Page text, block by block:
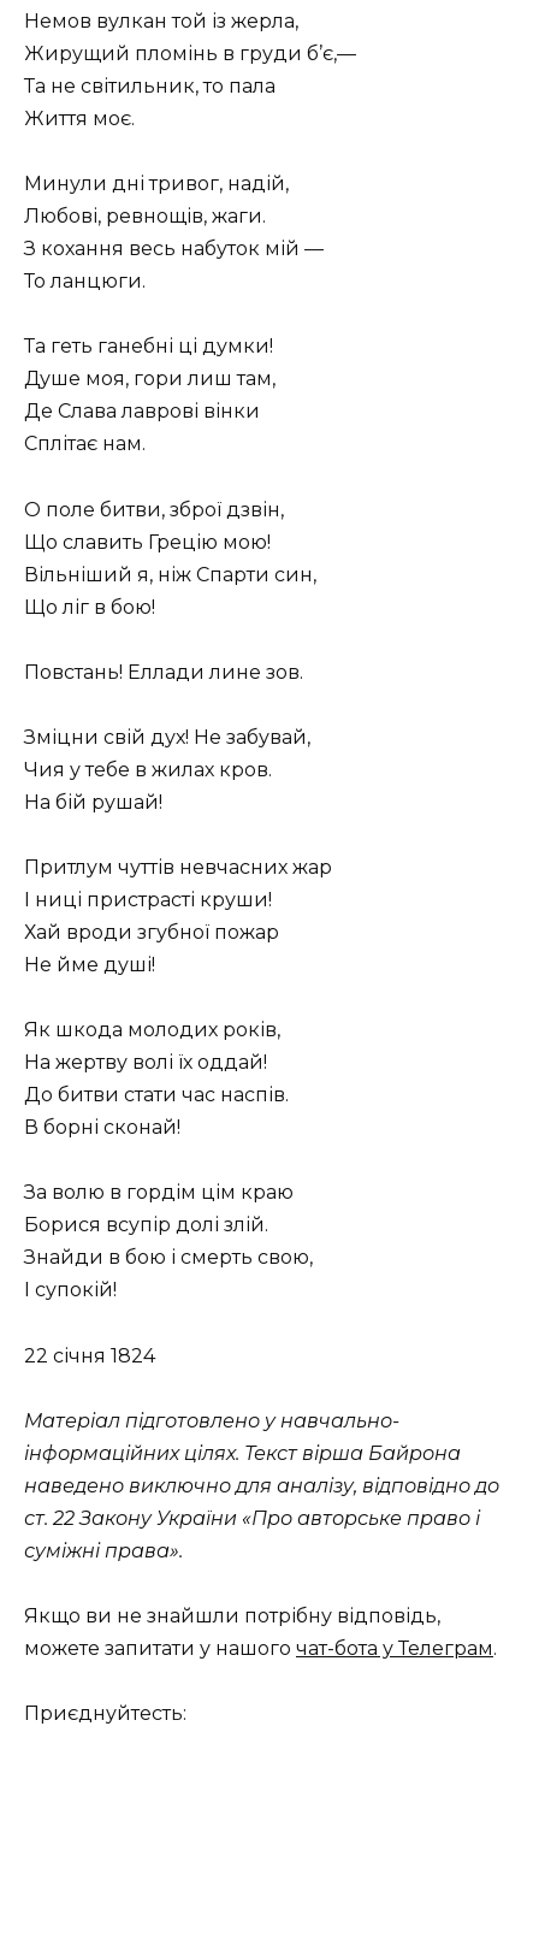
Немов вулкан той із жерла,
Жирущий пломінь в груди б’є,—
Та не світильник, то пала
Життя моє.
Минули дні тривог, надій,
Любові, ревнощів, жаги.
З кохання весь набуток мій —
То ланцюги.
Та геть ганебні ці думки!
Душе моя, гори лиш там,
Де Слава лаврові вінки
Сплітає нам.
О поле битви, зброї дзвін,
Що славить Грецію мою!
Вільніший я, ніж Спарти син,
Що ліг в бою!
Повстань! Еллади лине зов.
Зміцни свій дух! Не забувай,
Чия у тебе в жилах кров.
На бій рушай!
Притлум чуттів невчасних жар
І ниці пристрасті круши!
Хай вроди згубної пожар
Не йме душі!
Як шкода молодих років,
На жертву волі їх оддай!
До битви стати час наспів.
В борні сконай!
За волю в гордім цім краю
Борися всупір долі злій.
Знайди в бою і смерть свою,
І супокій!
22 січня 1824
Матеріал підготовлено у навчально-
інформаційних цілях. Текст вірша Байрона
наведено виключно для аналізу, відповідно до
ст. 22 Закону України «Про авторське право і
суміжні права».
Якщо ви не знайшли потрібну відповідь,
можете запитати у нашого чат-бота у Телеграм.
Приєднуйтесть: